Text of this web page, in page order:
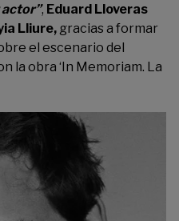
actor”, Eduard Lloveras
Lliure, gracias a formar
el escenario del
la obra ‘In Memoriam. La